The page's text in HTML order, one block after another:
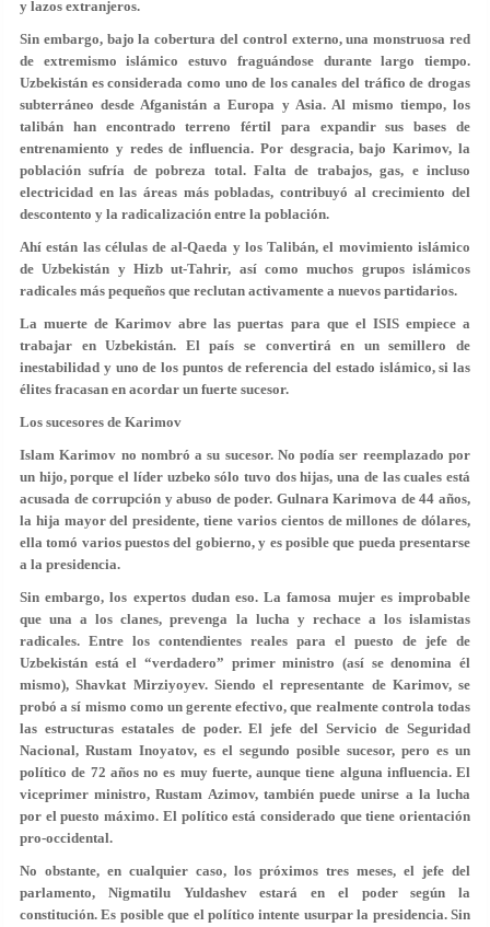
y lazos extranjeros.
Sin embargo, bajo la cobertura del control externo, una monstruosa red
de extremismo islámico estuvo fraguándose durante largo tiempo.
Uzbekistán es considerada como uno de los canales del tráfico de drogas
subterráneo desde Afganistán a Europa y Asia. Al mismo tiempo, los
talibán han encontrado terreno fértil para expandir sus bases de
entrenamiento y redes de influencia. Por desgracia, bajo Karimov, la
población sufría de pobreza total. Falta de trabajos, gas, e incluso
electricidad en las áreas más pobladas, contribuyó al crecimiento del
descontento y la radicalización entre la población.
Ahí están las células de al-Qaeda y los Talibán, el movimiento islámico
de Uzbekistán y Hizb ut-Tahrir, así como muchos grupos islámicos
radicales más pequeños que reclutan activamente a nuevos partidarios.
La muerte de Karimov abre las puertas para que el ISIS empiece a
trabajar en Uzbekistán. El país se convertirá en un semillero de
inestabilidad y uno de los puntos de referencia del estado islámico, si las
élites fracasan en acordar un fuerte sucesor.
Los sucesores de Karimov
Islam Karimov no nombró a su sucesor. No podía ser reemplazado por
un hijo, porque el líder uzbeko sólo tuvo dos hijas, una de las cuales está
acusada de corrupción y abuso de poder. Gulnara Karimova de 44 años,
la hija mayor del presidente, tiene varios cientos de millones de dólares,
ella tomó varios puestos del gobierno, y es posible que pueda presentarse
a la presidencia.
Sin embargo, los expertos dudan eso. La famosa mujer es improbable
que una a los clanes, prevenga la lucha y rechace a los islamistas
radicales. Entre los contendientes reales para el puesto de jefe de
Uzbekistán está el “verdadero” primer ministro (así se denomina él
mismo), Shavkat Mirziyoyev. Siendo el representante de Karimov, se
probó a sí mismo como un gerente efectivo, que realmente controla todas
las estructuras estatales de poder. El jefe del Servicio de Seguridad
Nacional, Rustam Inoyatov, es el segundo posible sucesor, pero es un
político de 72 años no es muy fuerte, aunque tiene alguna influencia. El
viceprimer ministro, Rustam Azimov, también puede unirse a la lucha
por el puesto máximo. El político está considerado que tiene orientación
pro-occidental.
No obstante, en cualquier caso, los próximos tres meses, el jefe del
parlamento, Nigmatilu Yuldashev estará en el poder según la
constitución. Es posible que el político intente usurpar la presidencia. Sin